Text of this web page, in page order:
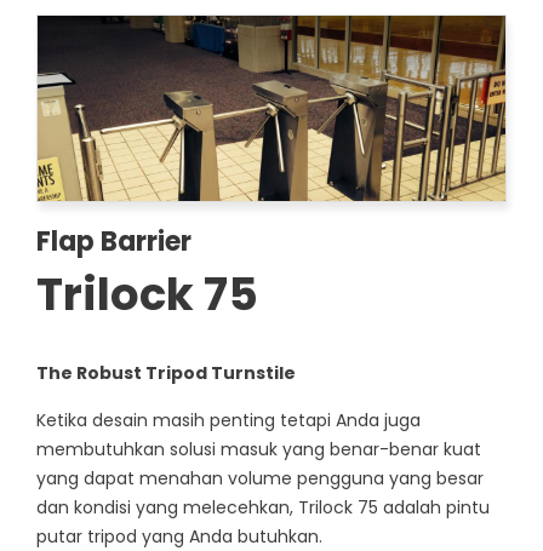
Flap Barrier
Trilock 75
The Robust Tripod Turnstile
Ketika desain masih penting tetapi Anda juga
membutuhkan solusi masuk yang benar-benar kuat
yang dapat menahan volume pengguna yang besar
dan kondisi yang melecehkan, Trilock 75 adalah pintu
putar tripod yang Anda butuhkan.